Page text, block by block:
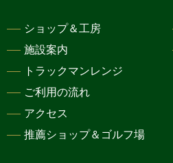
ショップ＆工房
施設案内
トラックマンレンジ
ご利用の流れ
アクセス
推薦ショップ＆ゴルフ場